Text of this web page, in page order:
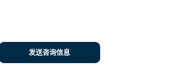
发送咨询信息